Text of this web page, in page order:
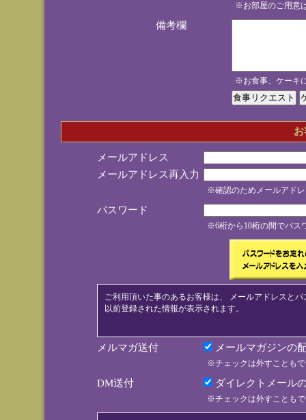
※お部屋のご用意
備考欄
※お食事、ケーキ
メールアドレス
メールアドレス再入力
※確認のためメールアド
パスワード
※6桁から10桁の間でパス
ご利用頂いた事のあるお客様は、 メールアドレスと
以前登録された情報が表示されます。
メルマガ送付 メールマガジンの
※チェックは外すことも
DM送付 ダイレクトメール
※チェックは外すことも